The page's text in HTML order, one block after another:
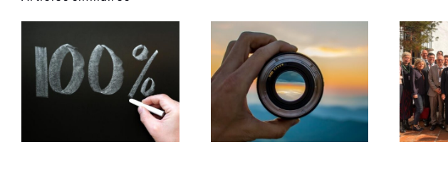
Concours
photos
Malaga
Séminaire
des
conventionnés
à Malaga